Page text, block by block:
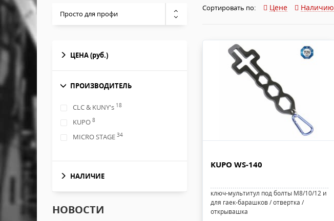
Просто для профи
ЦЕНА(руб.)
ПРОИЗВОДИТЕЛЬ
CLC & KUNY's 18
KUPO 8
MICRO STAGE 34
НАЛИЧИЕ
НОВОСТИ
Сортировать по: Цене Наличию
KUPO WS-140
ключ-мультитул под болты М8/10/12 и
для гаек-барашков / отвертка /
открывашка